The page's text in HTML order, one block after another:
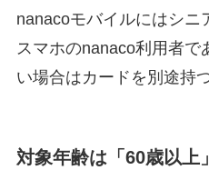
nanacoモバイルにはシニ
スマホのnanaco利用者で
い場合はカードを別途持
対象年齢は「60歳以上